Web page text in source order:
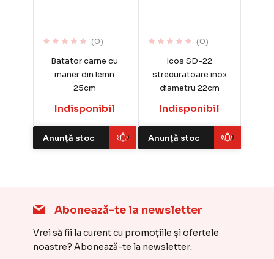
(0)
Batator carne cu
maner din lemn
25cm
Indisponibil
Anunță stoc
(0)
Icos SD-22
strecuratoare inox
diametru 22cm
Indisponibil
Anunță stoc
Abonează-te la newsletter
Vrei să fii la curent cu promoțiile și ofertele
noastre? Abonează-te la newsletter: